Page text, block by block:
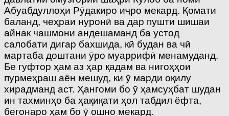
Абуабдуллоҳи Рӯдакиро иҷро мекард. Қомати
баланд, чеҳраи нуронӣ ва дар пушти шишаи
айнак чашмони андешаманд ба устод
салобати дигар бахшида, кӣ будан ва чӣ
мартаба доштани ӯро муаррифӣ менамуданд.
Бе гуфтор ҳам аз ҳар қадам ва нигоҳҳои
пурмеҳраш аён мешуд, ки ӯ марди оқилу
хирадманд аст. Ҳангоми бо ӯ ҳамсуҳбат шудан
ин тахминҳо ба ҳақиқати ҳол табдил ёфта,
бегонаро ҳам бо ӯ ошно мекард.